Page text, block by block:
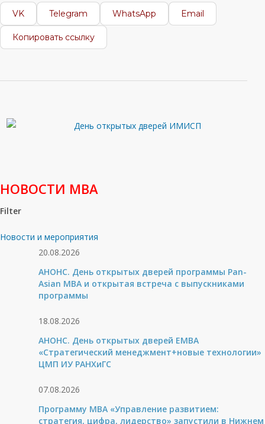
VK Telegram WhatsApp Email
Копировать ссылку
НОВОСТИ МВА
Filter
Новости и мероприятия
20.08.2026
АНОНС. День открытых дверей программы Pan-
Asian MBA и открытая встреча с выпускниками
программы
18.08.2026
АНОНС. День открытых дверей ЕМВА
«Стратегический менеджмент+новые технологии»
ЦМП ИУ РАНХиГС
07.08.2026
Программу MBA «Управление развитием:
стратегия, цифра, лидерство» запустили в Нижнем